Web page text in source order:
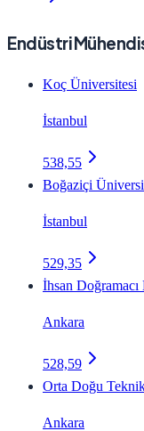
Endüstri
Koç Üniversitesi
İstanbul
538,55
Boğaziçi
İstanbul
529,35
İhsan
Ankara
528,59
Orta Doğu
Ankara